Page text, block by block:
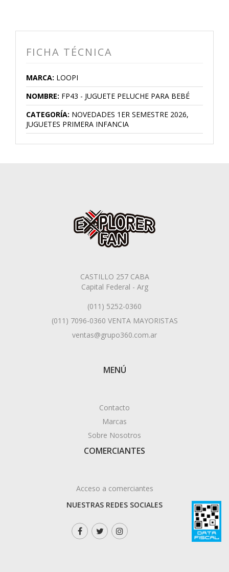
FICHA TÉCNICA
MARCA: LOOPI
NOMBRE: FP43 - JUGUETE PELUCHE PARA BEBÉ
CATEGORÍA: NOVEDADES 1ER SEMESTRE 2026,
JUGUETES PRIMERA INFANCIA
CASTILLO 257 CABA
Capital Federal - Arg
(011) 5252-0360
(011) 7096-0360 VENTA MAYORISTAS
ventas@grupo360.com.ar
MENÚ
Contacto
Marcas
Sobre Nosotros
COMERCIANTES
Acceso a comerciantes
NUESTRAS REDES SOCIALES